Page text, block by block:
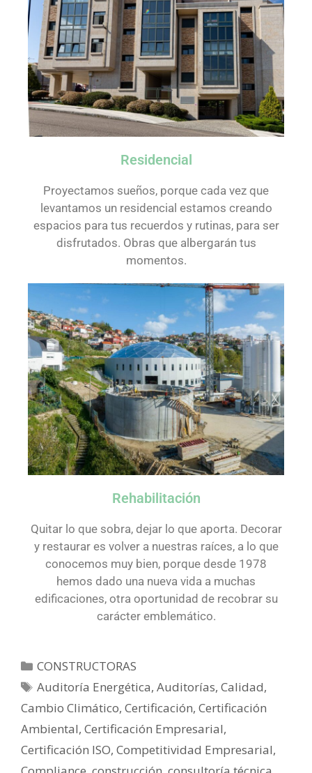
Residencial
Proyectamos sueños, porque cada vez que
levantamos un residencial estamos creando
espacios para tus recuerdos y rutinas, para ser
disfrutados. Obras que albergarán tus
momentos.
Rehabilitación
Quitar lo que sobra, dejar lo que aporta. Decorar
y restaurar es volver a nuestras raíces, a lo que
conocemos muy bien, porque desde 1978
hemos dado una nueva vida a muchas
edificaciones, otra oportunidad de recobrar su
carácter emblemático.
CONSTRUCTORAS
Auditoría Energética,Auditorías,Calidad,
Cambio Climático, Certificación, Certificación
Ambiental, Certificación Empresarial,
Certificación ISO, Competitividad Empresarial,